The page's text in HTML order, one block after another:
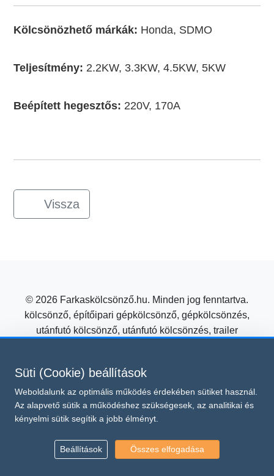
Kölcsönözhető márkák: Honda, SDMO
Teljesítmény: 2.2KW, 3.3KW, 4.5KW, 5KW
Beépített hegesztős: 220V, 170A
Vissza
© 2026 Farkaskölcsönző.hu. Minden jog fenntartva.
kölcsönző, építőipari gépkölcsönző, gépkölcsönzés,
utánfutó kölcsönző, utánfutó kölcsönzés, trailer
Kölcsönzőtől!
Süti beállítások módosítása
Ez az oldal a reCAPTCHA v3 védelme alatt áll, amelyre a
Google Adatvédelmi irányelvei és Általános Szerződési Feltételei
Süti (Cookie) beállítások
Weboldalunk az optimális működés érdekében sütiket használ.
Az alapvető sütik a működéshez szükségesek, az analitikai és
kényelmi sütik segítik a jobb élményt.
Beállítások Összes elfogadása